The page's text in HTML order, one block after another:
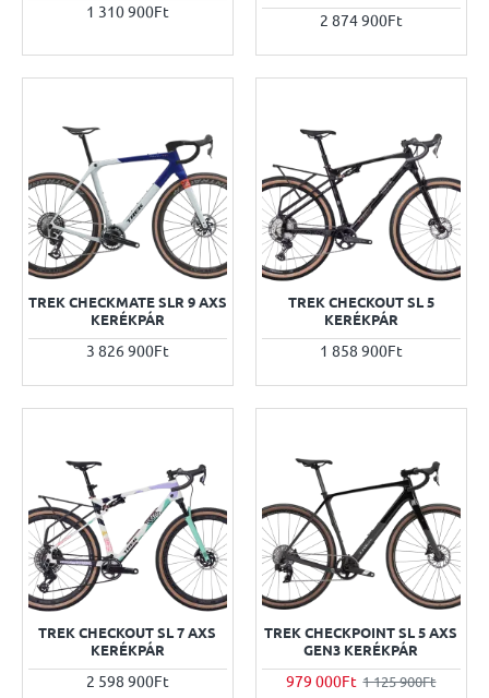
1 310 900Ft 2 874 900Ft
TREK CHECKMATE SLR 9 AXS
KERÉKPÁR
3 826 900Ft
TREK CHECKOUT SL 5
KERÉKPÁR
1 858 900Ft
TREK CHECKOUT SL 7 AXS
KERÉKPÁR
2 598 900Ft
TREK CHECKPOINT SL 5 AXS
GEN3 KERÉKPÁR
979 000Ft 1 125 900Ft